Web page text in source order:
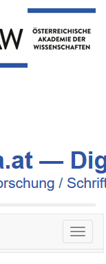
Toggle